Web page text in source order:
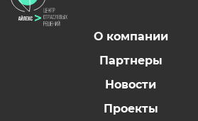
О компании
Партнеры
Новости
Проекты